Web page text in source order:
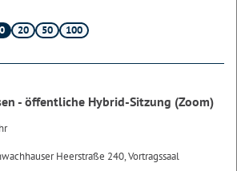
20 50 100
- öffentliche Hybrid-Sitzung (Zoom)
Heerstraße 240, Vortragssaal